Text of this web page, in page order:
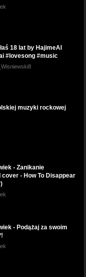
18 lat by HajimeAI
#lovesong #music
muzyki rockowej
- Zanikanie
cover - How To Disappear
- Podążaj za swoim